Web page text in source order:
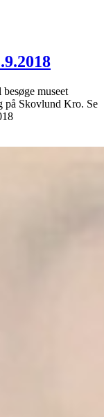
museet
på Skovlund Kro. Se